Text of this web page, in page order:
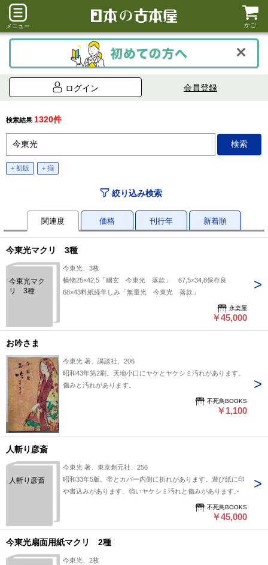
メニュー かご
ログイン 会員登録
検索結果 1320件
+ 初版 + 揃
絞り込み検索
関連度 価格 刊行年 新着順
今東光マクリ 3種
今東光マク
リ 3種
今東光、3枚
横物25×42,5「幽玄 今東光 落款」 67,5×34,8保存良
68×43料紙経年しみ「無量光 今東光 落款」
永楽屋
￥45,000
お吟さま
今東光 著、講談社、206
昭和43年第2刷。天地小口にヤケとヤケシミ汚れがあります。
傷みと汚れがあります。
不死鳥BOOKS
￥1,100
人斬り彦斎
人斬り彦斎
今東光 著、東京創元社、256
昭和33年5版。帯とカバー内側に折れがあります。遊び紙に印
や書込みがあります。強いヤケシミ汚れと傷みがあります。
不死鳥BOOKS
￥45,000
今東光扇面用紙マクリ 2種
今東光、2枚